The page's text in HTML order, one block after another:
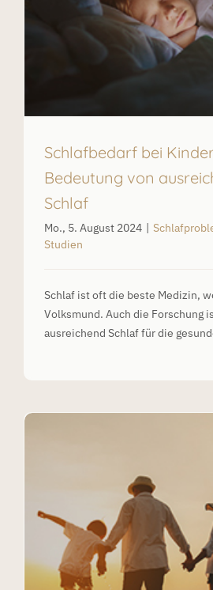
Schlafbedarf bei
Bedeutung von
Schlaf
Mo., 5. August 2024 |
Studien
Schlaf ist oft die beste Medizin,
Volksmund. Auch die Forschung
ausreichend Schlaf für die